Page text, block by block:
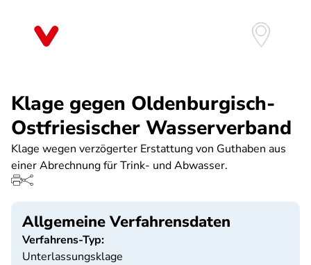
Klage gegen Oldenburgisch-
Ostfriesischer Wasserverband
Klage wegen verzögerter Erstattung von Guthaben aus
einer Abrechnung für Trink- und Abwasser.
Allgemeine Verfahrensdaten
Verfahrens-Typ:
Unterlassungsklage